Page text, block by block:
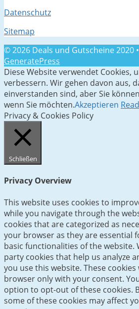
Datenschutz
Sitemap
© 2026 Deals und Gutscheine 2020
GeneratePress
Diese Website verwendet Cookies,
verbessern. Wir gehen davon aus,
einverstanden sind, aber Sie
wenn Sie möchten.Akzeptieren
Privacy & Cookies Policy
Schließen
Privacy Overview
This website uses cookies to
while you navigate through the
cookies that are categorized as
your browser as they are essential
basic functionalities of the website.
party cookies that help us analyze
you use this website. These
browser only with your consent.
option to opt-out of these cookies.
some of these cookies may affect